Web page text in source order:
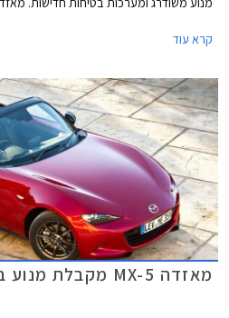
הגלגלים באורך 2,310 מ"מ. תא המטען בנפח 130 ליטרים בלבד.
קרא עוד
מאזדה MX-5 מקבלת מנוע בהספק 182 כ"ס